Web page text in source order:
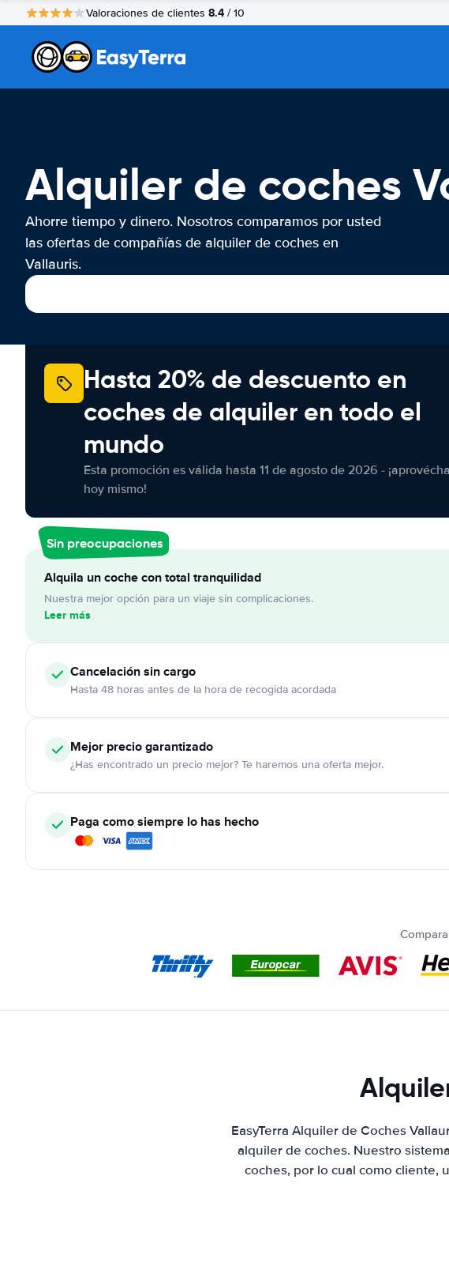
Valoraciones de clientes 8.4 / 10
Alquiler de coches
Ahorre tiempo y dinero. Nosotros comparamos por usted
las ofertas de compañías de alquiler de coches en
Vallauris.
Hasta 20% de descuento en
coches de alquiler en todo el
mundo
Esta promoción es válida hasta 11 de agosto de 2026 -
hoy mismo!
Sin preocupaciones
Alquila un coche con total tranquilidad
Nuestra mejor opción para un viaje sin complicaciones.
Leer más
Cancelaciónsin cargo
Hasta 48 horas antes de la hora de recogida acordada
Mejor precio garantizado
¿Has encontrado un precio mejor? Te haremos una oferta mejor.
Paga como siempre lo has hecho
EasyTerra Alquiler de Coches
alquiler de coches. Nuestro
coches, por lo cual como cliente,